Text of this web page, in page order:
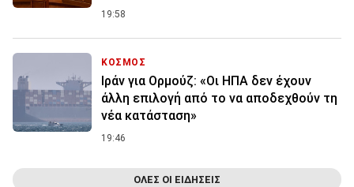
19:58
ΚΟΣΜΟΣ
Ιράν για Ορμούζ: «Οι ΗΠΑ δεν έχουν
άλλη επιλογή από το να αποδεχθούν τη
νέα κατάσταση»
19:46
ΟΛΕΣ ΟΙ ΕΙΔΗΣΕΙΣ